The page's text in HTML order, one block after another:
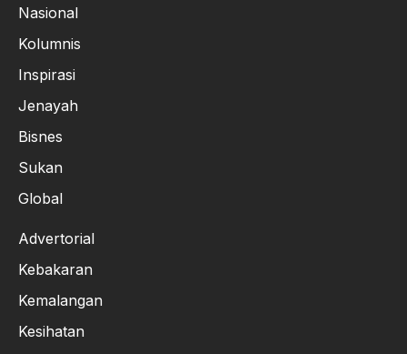
Nasional
Kolumnis
Inspirasi
Jenayah
Bisnes
Sukan
Global
Advertorial
Kebakaran
Kemalangan
Kesihatan